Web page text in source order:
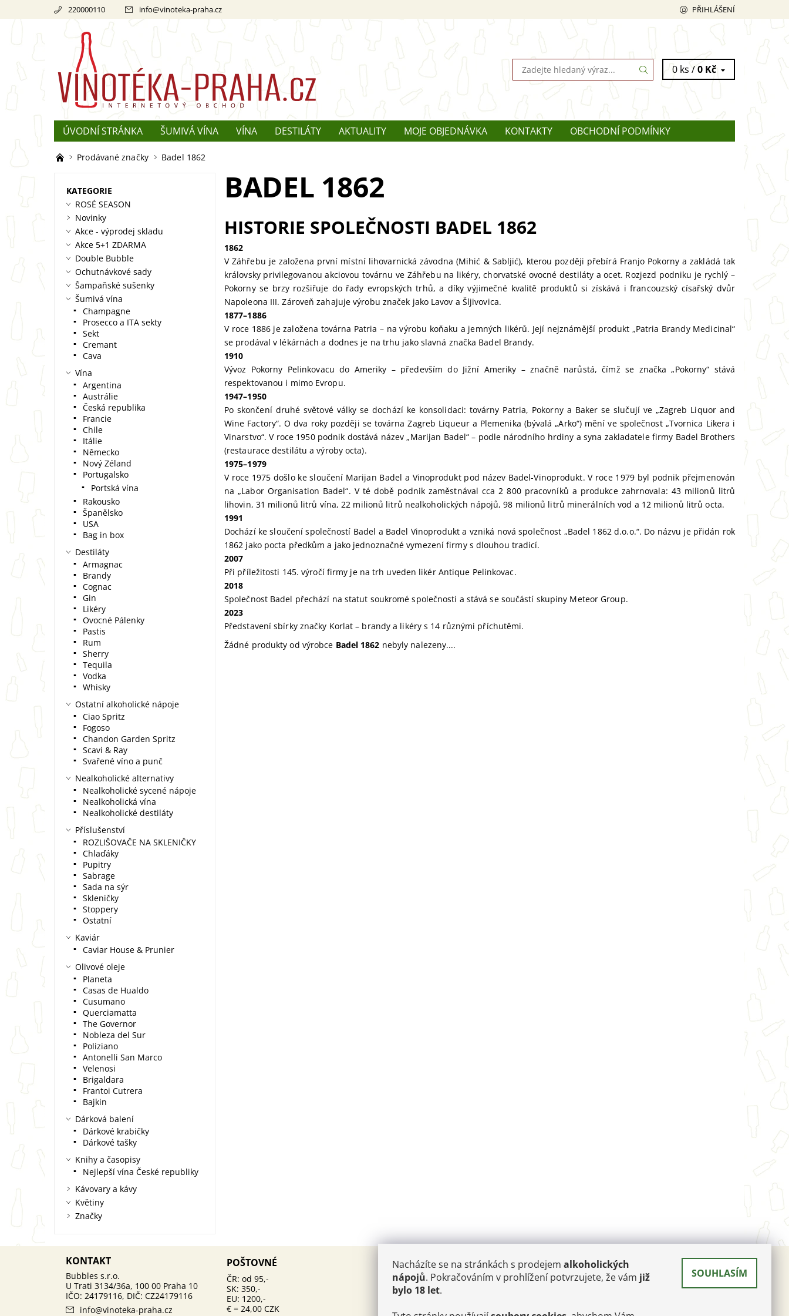
220000110 info@vinoteka-praha.cz PŘIHLÁŠENÍ
0 ks /0 Kč
ÚVODNÍ STRÁNKA ŠUMIVÁ VÍNA VÍNA DESTILÁTY AKTUALITY MOJE OBJEDNÁVKA KONTAKTY
OBCHODNÍ PODMÍNKY
REKLAMACE
O ŠAMPAŇSKÉM
Prodávané značky Badel 1862
BADEL 1862
HISTORIE SPOLEČNOSTI BADEL 1862
1862
V Záhřebu je založena první místní lihovarnická závodna (Mihić & Sabljić), kterou později přebírá Franjo Pokorny a zakládá tak
královsky privilegovanou akciovou továrnu ve Záhřebu na likéry, chorvatské ovocné destiláty a ocet. Rozjezd podniku je rychlý –
Pokorny se brzy rozšiřuje do řady evropských trhů, a díky výjimečné kvalitě produktů si získává i francouzský císařský dvůr
Napoleona III. Zároveň zahajuje výrobu značek jako Lavov a Šljivovica.
1877–1886
V roce 1886 je založena továrna Patria – na výrobu koňaku a jemných likérů. Její nejznámější produkt „Patria Brandy Medicinal“
se prodával v lékárnách a dodnes je na trhu jako slavná značka Badel Brandy.
1910
Vývoz Pokorny Pelinkovacu do Ameriky – především do Jižní Ameriky – značně narůstá, čímž se značka „Pokorny“ stává
respektovanou i mimo Evropu.
1947–1950
Po skončení druhé světové války se dochází ke konsolidaci: továrny Patria, Pokorny a Baker se slučují ve „Zagreb Liquor and
Wine Factory“. O dva roky později se továrna Zagreb Liqueur a Plemenika (bývalá „Arko“) mění ve společnost „Tvornica Likera i
Vinarstvo“. V roce 1950 podnik dostává název „Marijan Badel“ – podle národního hrdiny a syna zakladatele firmy Badel Brothers
(restaurace destilátu a výroby octa).
1975–1979
V roce 1975 došlo ke sloučení Marijan Badel a Vinoprodukt pod název Badel-Vinoprodukt. V roce 1979 byl podnik přejmenován
na „Labor Organisation Badel“. V té době podnik zaměstnával cca 2 800 pracovníků a produkce zahrnovala: 43 milionů litrů
lihovin, 31 milionů litrů vína, 22 milionů litrů nealkoholických nápojů, 98 milionů litrů minerálních vod a 12 milionů litrů octa.
1991
Dochází ke sloučení společností Badel a Badel Vinoprodukt a vzniká nová společnost „Badel 1862 d.o.o.“. Do názvu je přidán rok
1862 jako pocta předkům a jako jednoznačné vymezení firmy s dlouhou tradicí.
2007
Při příležitosti 145. výročí firmy je na trh uveden likér Antique Pelinkovac.
2018
Společnost Badel přechází na statut soukromé společnosti a stává se součástí skupiny Meteor Group.
2023
Představení sbírky značky Korlat – brandy a likéry s 14 různými příchutěmi.
Žádné produkty od výrobce Badel 1862 nebyly nalezeny....
KATEGORIE
ROSÉ SEASON
Novinky
Akce - výprodej skladu
Akce 5+1 ZDARMA
Double Bubble
Ochutnávkové sady
Šampaňské sušenky
Šumivá vína
Champagne
Prosecco a ITA sekty
Sekt
Cremant
Cava
Vína
Argentina
Austrálie
Česká republika
Francie
Chile
Itálie
Německo
Nový Zéland
Portugalsko
Portská vína
Rakousko
Španělsko
USA
Bag in box
Destiláty
Armagnac
Brandy
Cognac
Gin
Likéry
Ovocné Pálenky
Pastis
Rum
Sherry
Tequila
Vodka
Whisky
Ostatní alkoholické nápoje
Ciao Spritz
Fogoso
Chandon Garden Spritz
Scavi & Ray
Svařené víno a punč
Nealkoholické alternativy
Nealkoholické sycené nápoje
Nealkoholická vína
Nealkoholické destiláty
Příslušenství
ROZLIŠOVAČE NA SKLENIČKY
Chlaďáky
Pupitry
Sabrage
Sada na sýr
Skleničky
Stoppery
Ostatní
Kaviár
Caviar House & Prunier
Olivové oleje
Planeta
Casas de Hualdo
Cusumano
Querciamatta
The Governor
Nobleza del Sur
Poliziano
Antonelli San Marco
Velenosi
Brigaldara
Frantoi Cutrera
Bajkin
Dárková balení
Dárkové krabičky
Dárkové tašky
Knihy a časopisy
Nejlepší vína České republiky
Kávovary a kávy
Květiny
Značky
KONTAKT
info@vinoteka-praha.cz
POŠTOVNÉ
ČR: od 95,-
SK: 350,-
EU: 1200,-
€ = 24,00 CZK
AKTUALITY
12.10.2025 PÁROVÁNÍ KAVIÁRU A
ŠAMPAŇSKÉHO: UMĚNÍ, KTERÉ
MUSÍTE OVLÁDNOUT
25.6.2024
Kam v Champagni:
Nacházíte se na stránkách s prodejem alkoholických
nápojů. Pokračováním v prohlížení potvrzujete, že vám již
bylo 18 let.
SOUHLASÍM